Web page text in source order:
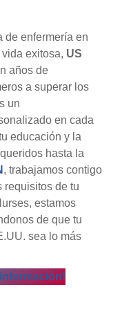
de enfermería en
exitosa, US
años de
a superar los
un
en cada
educación y la
hasta la
, trabajamos contigo
requisitos de tu
estamos
de que tu
sea lo más